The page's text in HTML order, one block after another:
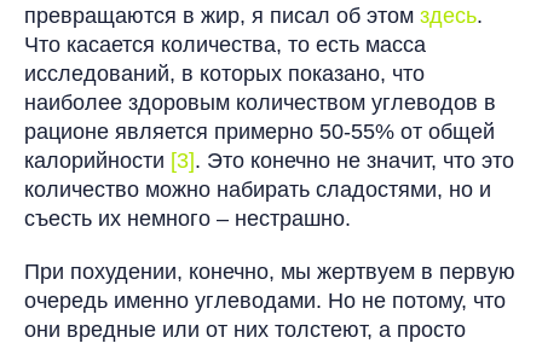
превращаются в жир, я писал об этом здесь.
Что касается количества, то есть масса
исследований, в которых показано, что
наиболее здоровым количеством углеводов в
рационе является примерно 50-55% от общей
калорийности [3]. Это конечно не значит, что это
количество можно набирать сладостями, но и
съесть их немного – нестрашно.
При похудении, конечно, мы жертвуем в первую
очередь именно углеводами. Но не потому, что
они вредные или от них толстеют, а просто